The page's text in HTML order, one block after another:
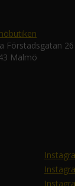
Förstadsgatan 26
Malmö